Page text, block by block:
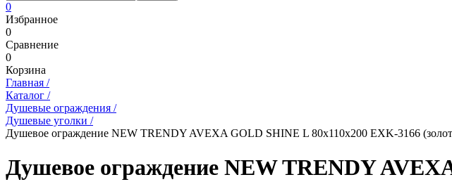
0
Избранное
0
Сравнение
0
Корзина
Главная /
Каталог /
Душевые ограждения /
Душевые уголки /
Душевое ограждение NEW TRENDY AVEXA GOLD SHINE L 80x110x200 EXK-3166
Душевое ограждение NEW TRENDY